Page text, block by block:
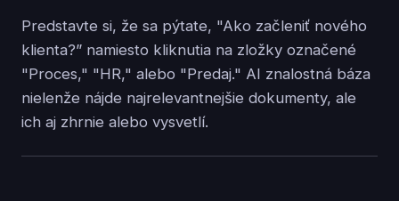
Predstavte si, že sa pýtate, "Ako začleniť nového
klienta?” namiesto kliknutia na zložky označené
"Proces," "HR," alebo "Predaj." AI znalostná báza
nielenže nájde najrelevantnejšie dokumenty, ale
ich aj zhrnie alebo vysvetlí.